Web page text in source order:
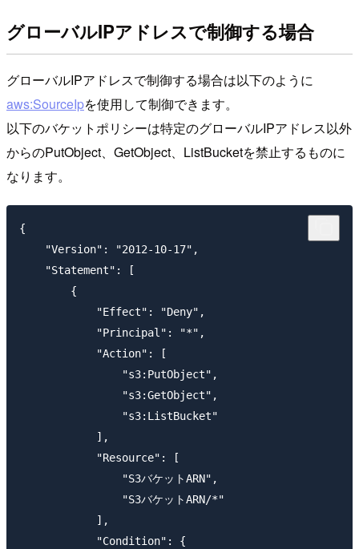
グローバルIPアドレスで制御する場合
グローバルIPアドレスで制御する場合は以下のように
aws:SourceIpを使用して制御できます。
以下のバケットポリシーは特定のグローバルIPアドレス以外
からのPutObject、GetObject、ListBucketを禁止するものに
なります。
{
    "Version": "2012-10-17",
    "Statement": [
        {
            "Effect": "Deny",
            "Principal": "*",
            "Action": [
                "s3:PutObject",
                "s3:GetObject",
                "s3:ListBucket"
            ],
            "Resource": [
                "S3バケットARN",
                "S3バケットARN/*"
            ],
            "Condition": {